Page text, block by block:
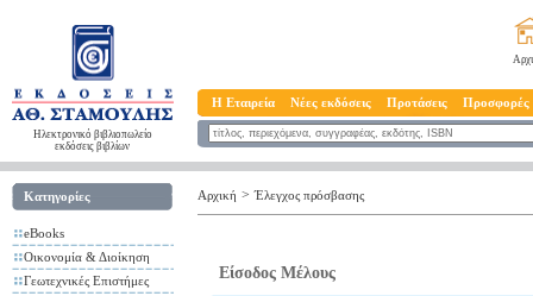
Ηλεκτρονικό βιβλιοπωλείο
εκδόσεις βιβλίων
Η Εταιρεία Νέες εκδόσεις Προτάσεις Προσφορές
Κατηγορίες
eBooks
Οικονομία & Διοίκηση
Γεωτεχνικές Επιστήμες
Αρχική > Έλεγχος πρόσβασης
Είσοδος Μέλους